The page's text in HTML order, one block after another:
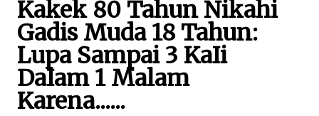
Kakek 80 Tahun Nikahi
Gadis Muda 18 Tahun:
Lupa Sampai 3 KaIi
DaIam 1 Malam
Karena......